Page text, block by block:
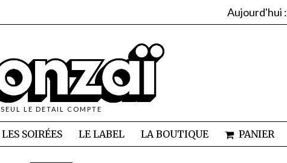
Aujourd'hui :
SEUL LE DETAIL COMPTE
LES SOIRÉES LE LABEL LA BOUTIQUE PANIER